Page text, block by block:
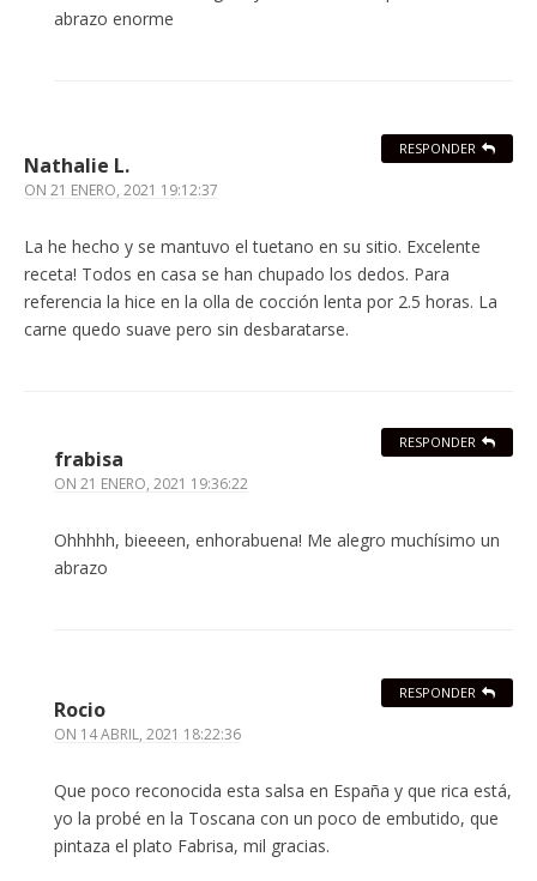
abrazo enorme
Nathalie L.
ON 21 ENERO, 2021 19:12:37
La he hecho y se mantuvo el tuetano en su sitio. Excelente
receta! Todos en casa se han chupado los dedos. Para
referencia la hice en la olla de cocción lenta por 2.5 horas. La
carne quedo suave pero sin desbaratarse.
RESPONDER
frabisa
ON 21 ENERO, 2021 19:36:22
Ohhhhh, bieeeen, enhorabuena! Me alegro muchísimo un
abrazo
RESPONDER
Rocio
ON 14 ABRIL, 2021 18:22:36
Que poco reconocida esta salsa en España y que rica está,
yo la probé en la Toscana con un poco de embutido, que
pintaza el plato Fabrisa, mil gracias.
RESPONDER